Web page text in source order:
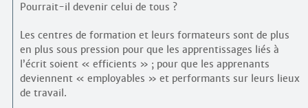
Pourrait-il devenir celui de tous ?
Les centres de formation et leurs formateurs sont de plus
en plus sous pression pour que les apprentissages liés à
l’écrit soient « efficients » ; pour que les apprenants
deviennent « employables » et performants sur leurs lieux
de travail.